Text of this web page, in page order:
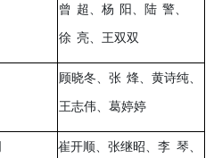
曾 超、杨 阳、陆 警、
徐 亮、王双双
顾晓冬、张 烽、黄诗纯、
王志伟、葛婷婷
崔开顺、张继昭、李 琴、